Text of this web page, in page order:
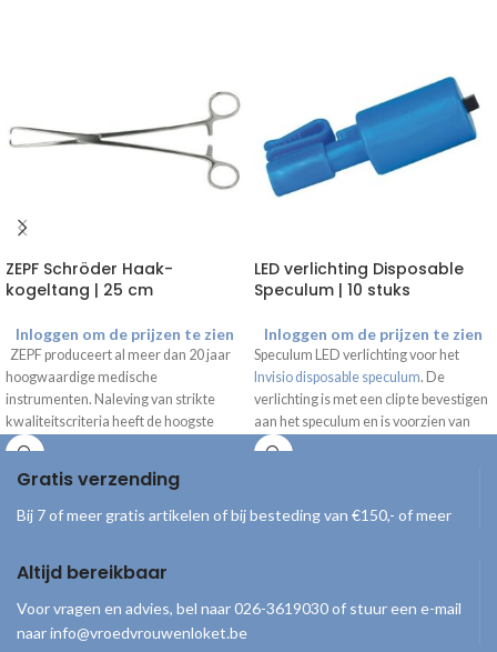
ZEPF Schröder Haak-
kogeltang | 25 cm
Inloggen om de prijzen te zien
ZEPF produceert al meer dan 20 jaar
hoogwaardige medische
instrumenten. Naleving van strikte
kwaliteitscriteria heeft de hoogste
prioriteit binnen
LED verlichting Disposable
Speculum | 10 stuks
Inloggen om de prijzen te zien
Speculum LED verlichting voor het
Invisio disposable speculum. De
verlichting is met een clip te bevestigen
aan het speculum en is voorzien van
een aan/uitknop. Batterijduur van max.
Gratis verzending
Bij 7 of meer gratis artikelen of bij besteding van €150,- of meer
Altijd bereikbaar
Voor vragen en advies, bel naar 026-3619030 of stuur een e-mail
naar info@vroedvrouwenloket.be